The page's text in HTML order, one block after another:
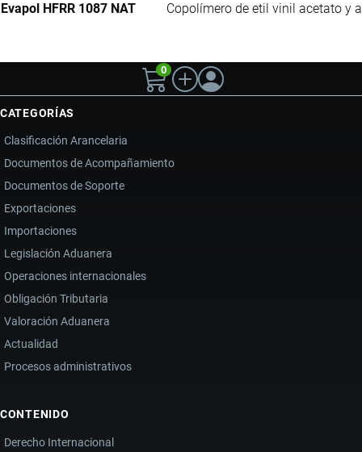
Evapol HFRR 1087 NAT Copolímero de etil vinil acetato y
0
CATEGORÍAS
Clasificación Arancelaria
Documentos de Acompañamiento
Documentos de Soporte
Exportaciones
Importaciones
Legislación Aduanera
Operaciones internacionales
Obligación Tributaria
Valoración Aduanera
Actualidad
Procesos administrativos
CONTENIDO
Derecho Internacional